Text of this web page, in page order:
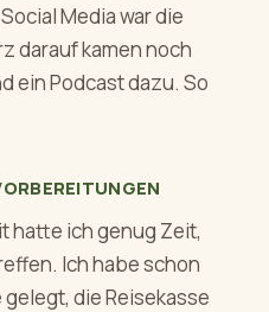
Media war die
darauf kamen noch
ein Podcast dazu. So
hatte ich genug Zeit,
Ich habe schon
die Reisekasse